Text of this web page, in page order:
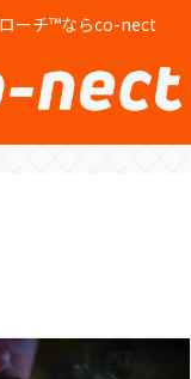
ーチ™ならco-nect